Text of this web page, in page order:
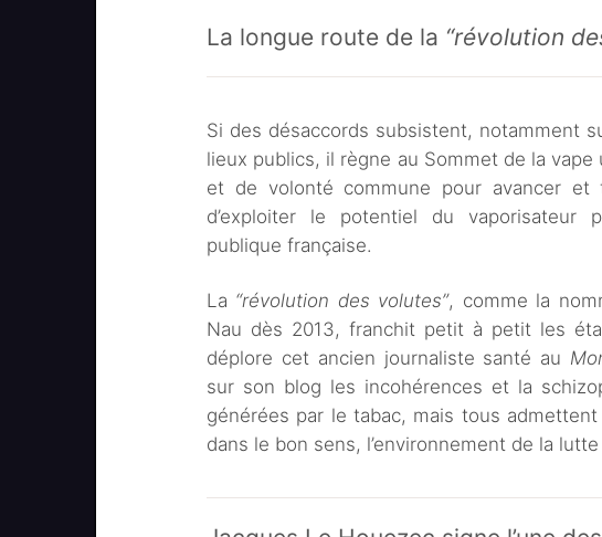
La longue route de la “révolution
Si des désaccords subsistent, notamment
lieux publics, il règne au Sommet de la
et de volonté commune pour avancer et
d’exploiter le potentiel du vaporisateur
publique française.
La “révolution des volutes”, comme la
Nau dès 2013, franchit petit à petit les
déplore cet ancien journaliste santé au
sur son blog les incohérences et la
générées par le tabac, mais tous
dans le bon sens, l’environnement de la